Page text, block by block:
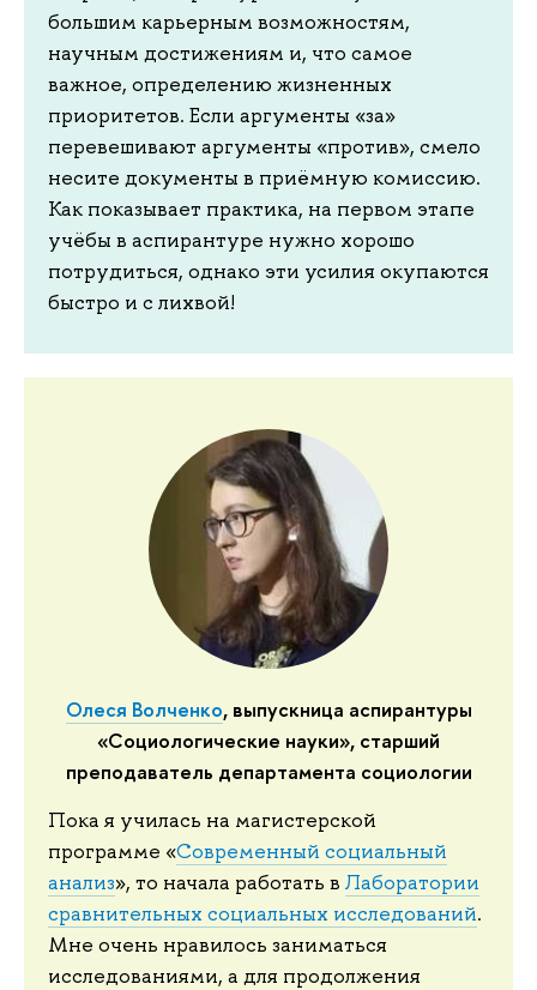
большим карьерным возможностям,
научным достижениям и, что самое
важное, определению жизненных
приоритетов. Если аргументы «за»
перевешивают аргументы «против», смело
несите документы в приёмную комиссию.
Как показывает практика, на первом этапе
учёбы в аспирантуре нужно хорошо
потрудиться, однако эти усилия окупаются
быстро и с лихвой!
Олеся Волченко, выпускница аспирантуры
«Социологические науки», старший
преподаватель департамента социологии
Пока я училась на магистерской
программе «Современный социальный
анализ», то начала работать в Лаборатории
сравнительных социальных исследований.
Мне очень нравилось заниматься
исследованиями, а для продолжения